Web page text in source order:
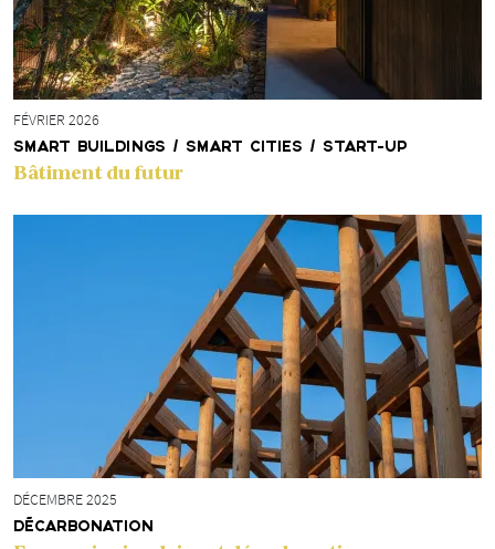
FÉVRIER 2026
SMART BUILDINGS / SMART CITIES / START-UP
Bâtiment du futur
DÉCEMBRE 2025
DÉCARBONATION